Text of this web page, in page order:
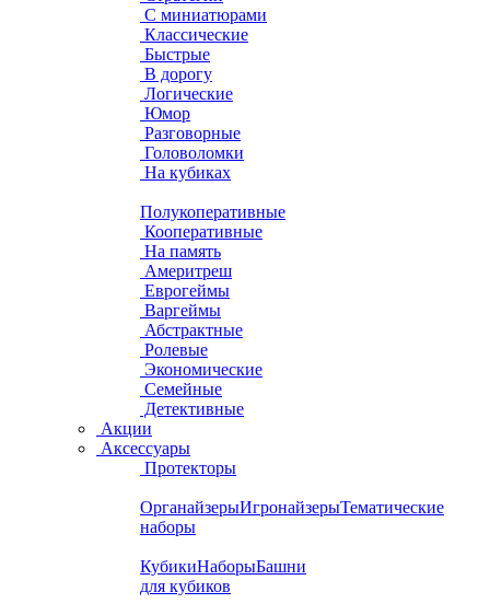
С миниатюрами
Классические
Быстрые
В дорогу
Логические
Юмор
Разговорные
Головоломки
На кубиках
Полукоперативные
Кооперативные
На память
Америтреш
Еврогеймы
Варгеймы
Абстрактные
Ролевые
Экономические
Семейные
Детективные
Акции
Аксессуары
Протекторы
ОрганайзерыИгронайзерыТематические
наборы
КубикиНаборыБашни
для кубиков